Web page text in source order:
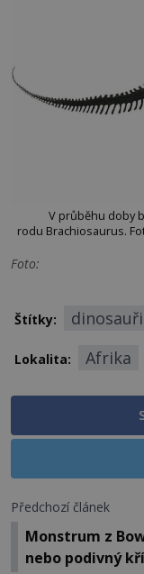
V průběhu doby
rodu Brachiosaurus.
Foto:
Štítky: dinosauři
Lokalita: Afrika
Předchozí článek
Monstrum z
nebo podivný